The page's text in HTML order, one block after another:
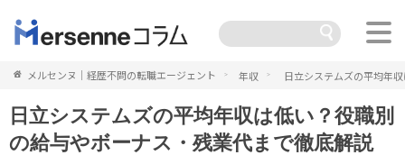
メルセンヌ｜経歴不問の転職エージェント 年収 日立システムズの平均年
日立システムズの平均年収は低い？役職別
の給与やボーナス・残業代まで徹底解説